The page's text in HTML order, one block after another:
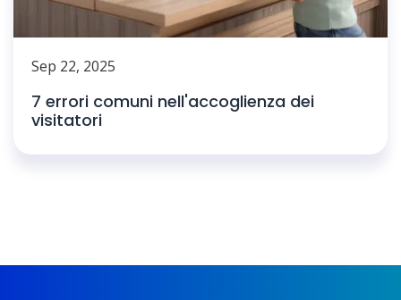
Sep 22, 2025
7 errori comuni nell'accoglienza dei
visitatori